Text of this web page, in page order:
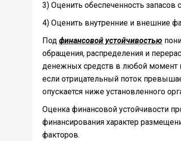
3) Оценить обеспеченность
4) Оценить внутренние и внешние
Под финансовой устойчивостью
обращения, распределения и
денежных средств в любой момент
если отрицательный поток
опускается ниже установленного
Оценка финансовой устойчивости
финансирования характер
факторов.